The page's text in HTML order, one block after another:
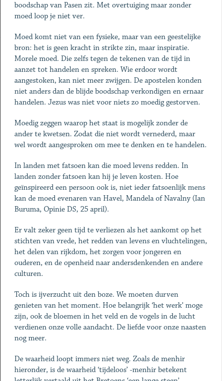
boodschap van Pasen zit. Met overtuiging maar zonder
moed loop je niet ver.
Moed komt niet van een fysieke, maar van een geestelijke
bron: het is geen kracht in strikte zin, maar inspiratie.
Morele moed. Die zelfs tegen de tekenen van de tijd in
aanzet tot handelen en spreken. Wie erdoor wordt
aangestoken, kan niet meer zwijgen. De apostelen konden
niet anders dan de blijde boodschap verkondigen en ernaar
handelen. Jezus was niet voor niets zo moedig gestorven.
Moedig zeggen waarop het staat is mogelijk zonder de
ander te kwetsen. Zodat die niet wordt vernederd, maar
wel wordt aangesproken om mee te denken en te handelen.
In landen met fatsoen kan die moed levens redden. In
landen zonder fatsoen kan hij je leven kosten. Hoe
geïnspireerd een persoon ook is, niet ieder fatsoenlijk mens
kan de moed evenaren van Havel, Mandela of Navalny (Ian
Buruma, Opinie DS, 25 april).
Er valt zeker geen tijd te verliezen als het aankomt op het
stichten van vrede, het redden van levens en vluchtelingen,
het delen van rijkdom, het zorgen voor jongeren en
ouderen, en de openheid naar andersdenkenden en andere
culturen.
Toch is ijverzucht uit den boze. We moeten durven
genieten van het moment. Hoe belangrijk ‘het werk’ moge
zijn, ook de bloemen in het veld en de vogels in de lucht
verdienen onze volle aandacht. De liefde voor onze naasten
nog meer.
De waarheid loopt immers niet weg. Zoals de menhir
hieronder, is de waarheid ‘tijdeloos’ -menhir betekent